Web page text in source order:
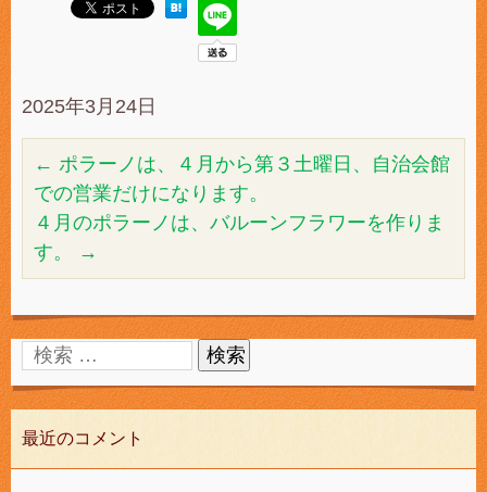
2025年3月24日
← ポラーノは、４月から第３土曜日、自治会館
での営業だけになります。
４月のポラーノは、バルーンフラワーを作りま
す。
→
最近のコメント